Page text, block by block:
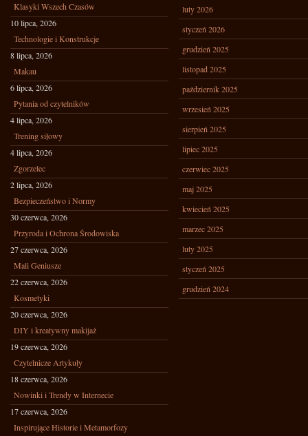
Klasyki Wszech Czasów
10 lipca, 2026
Technologie i Konstrukcje
8 lipca, 2026
Makau
6 lipca, 2026
Pytania od czytelników
4 lipca, 2026
Trening siłowy
4 lipca, 2026
Zgorzelec
2 lipca, 2026
Bezpieczeństwo i Normy
30 czerwca, 2026
Przyroda i Ochrona Środowiska
27 czerwca, 2026
Mali Geniusze
22 czerwca, 2026
Kosmetyki
20 czerwca, 2026
DIY i kreatywny makijaż
19 czerwca, 2026
Czytelnicze Artykuły
18 czerwca, 2026
Nowinki i Trendy w Internecie
17 czerwca, 2026
Inspirujące Historie i Metamorfozy
luty 2026
styczeń 2026
grudzień 2025
listopad 2025
październik 2025
wrzesień 2025
sierpień 2025
lipiec 2025
czerwiec 2025
maj 2025
kwiecień 2025
marzec 2025
luty 2025
styczeń 2025
grudzień 2024